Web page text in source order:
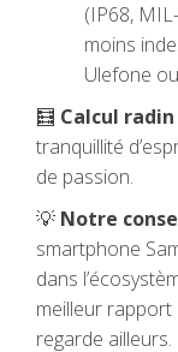
(IP68,
moins
Ulefone
🧮 Calcul radin
tranquillité
de passion.
💡 Notre
smartphone
dans
meilleur
regarde ailleurs.